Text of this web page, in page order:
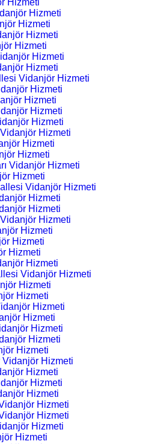
Hizmeti
Hizmeti
Hizmeti
Hizmeti
Hizmeti
Hizmeti
Hizmeti
Vidanjör Hizmeti
Hizmeti
Hizmeti
Hizmeti
Hizmeti
Hizmeti
Hizmeti
Hizmeti
Vidanjör Hizmeti
Hizmeti
Vidanjör Hizmeti
Hizmeti
Hizmeti
Hizmeti
Hizmeti
Hizmeti
Hizmeti
Hizmeti
Vidanjör Hizmeti
Hizmeti
Hizmeti
Hizmeti
Hizmeti
Hizmeti
Hizmeti
Hizmeti
Vidanjör Hizmeti
Hizmeti
Hizmeti
Hizmeti
Hizmeti
Hizmeti
Hizmeti
Hizmeti